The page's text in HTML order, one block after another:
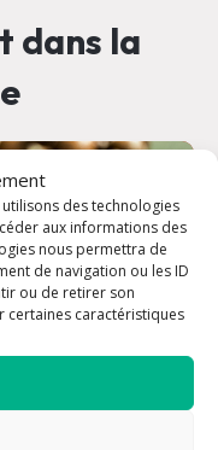
des technologies
aux informations des
nous permettra de
de navigation ou les ID
ou de retirer son
certaines caractéristiques
dans la